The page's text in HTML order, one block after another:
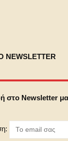
στο Newsletter